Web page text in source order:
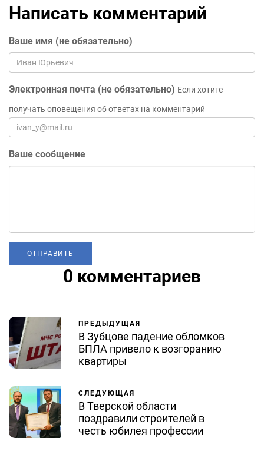
Написать комментарий
Ваше имя (не обязательно)
Электронная почта (не обязательно) Если хотите
получать оповещения об ответах на комментарий
Ваше сообщение
0 комментариев
ПРЕДЫДУЩАЯ
В Зубцове падение обломков
БПЛА привело к возгоранию
квартиры
СЛЕДУЮЩАЯ
В Тверской области
поздравили строителей в
честь юбилея профессии